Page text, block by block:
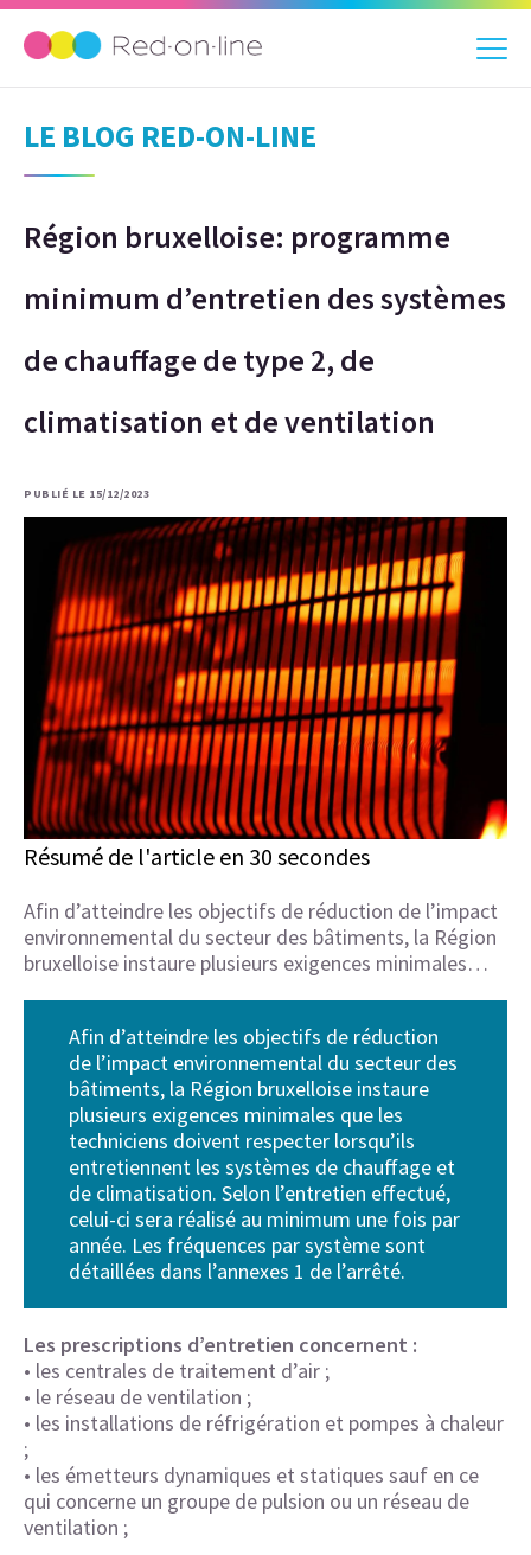
LE BLOG RED-ON-LINE
Région bruxelloise: programme
minimum d’entretien des systèmes
de chauffage de type 2, de
climatisation et de ventilation
PUBLIÉ LE 15/12/2023
Résumé de l'article en 30 secondes
Afin d’atteindre les objectifs de réduction de l’impact
environnemental du secteur des bâtiments, la Région
bruxelloise instaure plusieurs exigences minimales…
Afin d’atteindre les objectifs de réduction
de l’impact environnemental du secteur des
bâtiments, la Région bruxelloise instaure
plusieurs exigences minimales que les
techniciens doivent respecter lorsqu’ils
entretiennent les systèmes de chauffage et
de climatisation. Selon l’entretien effectué,
celui-ci sera réalisé au minimum une fois par
année. Les fréquences par système sont
détaillées dans l’annexes 1 de l’arrêté.
Les prescriptions d’entretien concernent :
• les centrales de traitement d’air ;
• le réseau de ventilation ;
• les installations de réfrigération et pompes à chaleur
;
• les émetteurs dynamiques et statiques sauf en ce
qui concerne un groupe de pulsion ou un réseau de
ventilation ;